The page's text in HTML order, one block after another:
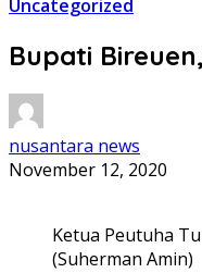
Uncategorized
Bupati
nusantara news
November 12, 2020
Ketua Peutuha
(Suherman Amin)